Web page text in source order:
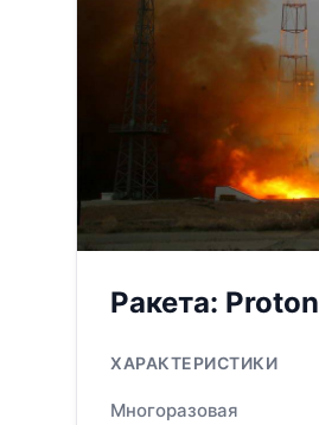
Ракета: Proton
ХАРАКТЕРИСТИКИ
Многоразовая